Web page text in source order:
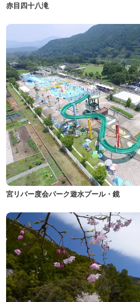
赤目四十八滝
宮リバー度会パーク遊水プール・鏡